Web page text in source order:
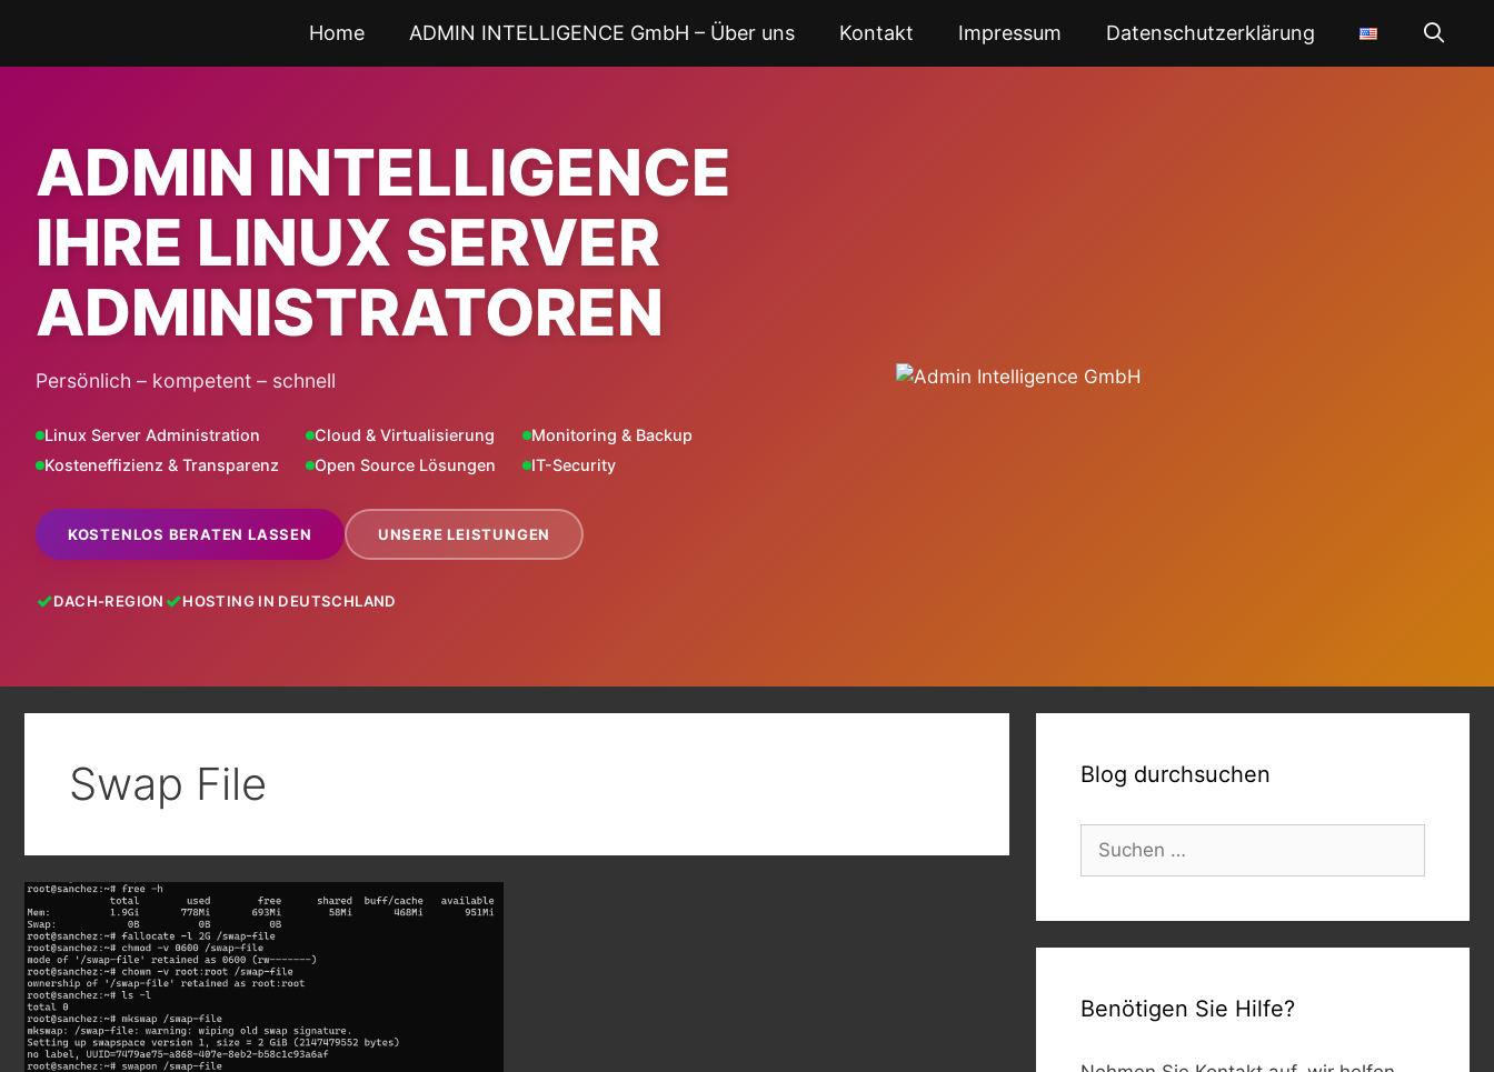
springen
Home ADMIN INTELLIGENCE GmbH – Über uns Kontakt Impressum Datenschutzerklärung
ADMIN INTELLIGENCE
IHRE LINUX SERVER
ADMINISTRATOREN
Persönlich – kompetent – schnell
Linux Server Administration Cloud & Virtualisierung
Monitoring & Backup
Kosteneffizienz & Transparenz
Open Source Lösungen IT-Security
KOSTENLOS BERATEN LASSEN UNSERE LEISTUNGEN
DACH-REGION HOSTING IN DEUTSCHLAND
Swap File Blog durchsuchen
Suchen
nach:
Benötigen Sie Hilfe?